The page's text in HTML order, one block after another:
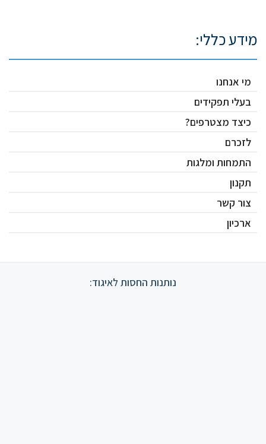
מידע כללי:
מי אנחנו
בעלי תפקידים
כיצד מצטרפים?
לזכרם
התמחות ומלגות
תקנון
צור קשר
ארכיון
נותנות החסות לאיגוד: